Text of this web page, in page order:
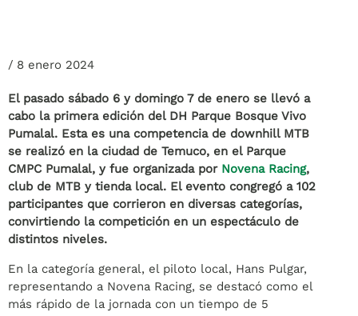
/ 8 enero 2024
El pasado sábado 6 y domingo 7 de enero se llevó a
cabo la primera edición del DH Parque Bosque Vivo
Pumalal. Esta es una competencia de downhill MTB
se realizó en la ciudad de Temuco, en el Parque
CMPC Pumalal, y fue organizada por Novena Racing,
club de MTB y tienda local. El evento congregó a 102
participantes que corrieron en diversas categorías,
convirtiendo la competición en un espectáculo de
distintos niveles.
En la categoría general, el piloto local, Hans Pulgar,
representando a Novena Racing, se destacó como el
más rápido de la jornada con un tiempo de 5